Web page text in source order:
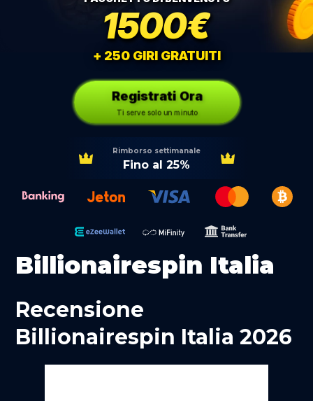
1500€
+ 250 GIRI GRATUITI
Registrati Ora
Ti serve solo un minuto
Rimborso settimanale
Fino al 25%
Billionairespin Italia
Recensione
Billionairespin Italia 2026